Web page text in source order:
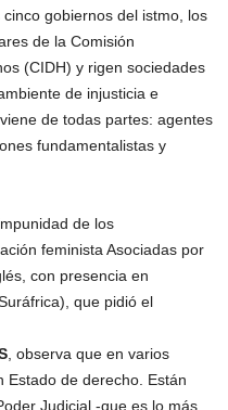
gobiernos del istmo, los
de la Comisión
(CIDH) y rigen sociedades
de injusticia e
de todas partes: agentes
fundamentalistas y
de los
feminista Asociadas por
con presencia en
que pidió el
, observa que en varios
Estado de derecho. Están
Judicial -que es lo más